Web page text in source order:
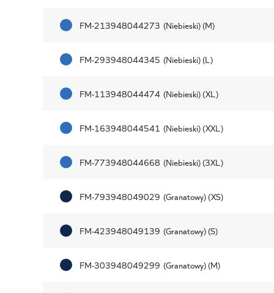
FM-213948044273 (Niebieski) (M)
FM-293948044345 (Niebieski) (L)
FM-113948044474 (Niebieski) (XL)
FM-163948044541 (Niebieski) (XXL)
FM-773948044668 (Niebieski) (3XL)
FM-793948049029 (Granatowy) (XS)
FM-423948049139 (Granatowy) (S)
FM-303948049299 (Granatowy) (M)